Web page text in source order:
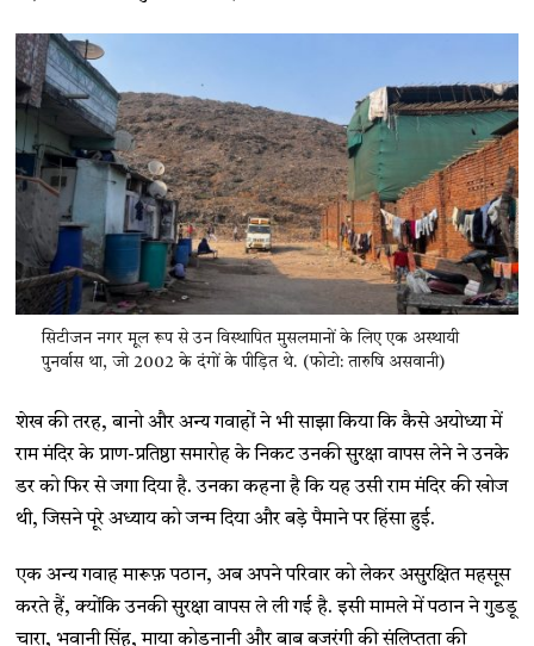
सिटीजन नगर मूल रूप से उन विस्थापित मुसलमानों के लिए एक अस्थायी
पुनर्वास था, जो 2002 के दंगों के पीड़ित थे. (फोटो: तारुषि असवानी)
शेख की तरह, बानो और अन्य गवाहों ने भी साझा किया कि कैसे अयोध्या में
राम मंदिर के प्राण-प्रतिष्ठा समारोह के निकट उनकी सुरक्षा वापस लेने ने उनके
डर को फिर से जगा दिया है. उनका कहना है कि यह उसी राम मंदिर की खोज
थी, जिसने पूरे अध्याय को जन्म दिया और बड़े पैमाने पर हिंसा हुई.
एक अन्य गवाह मारूफ़ पठान, अब अपने परिवार को लेकर असुरक्षित महसूस
करते हैं, क्योंकि उनकी सुरक्षा वापस ले ली गई है. इसी मामले में पठान ने गुडडू
चारा, भवानी सिंह, माया कोडनानी और बाबू बजरंगी की संलिप्तता की